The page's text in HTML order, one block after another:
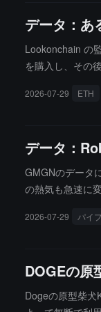
データ：あ
Lookonchain の
を購入し、その
2026-07-29 ETH
データ：
GMGNのデータ
の熱気も急速に
2026-07-29 パイ
DOGEの原
Dogeの原型柴